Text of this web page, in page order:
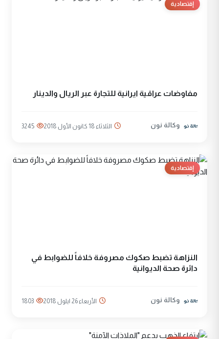
إقتصادية
مفاوضات عراقية ايرانية للتجارة عبر الريال والدينار
وكالة نون الثلاثاء 18 كانون الأول 2018 3245
إقتصادية
النزاهة تضبط صكوك مصروفة خلافاً للضوابط في
دائرة صحة الديوانية
وكالة نون الأربعاء 26 ايلول 2018 1803